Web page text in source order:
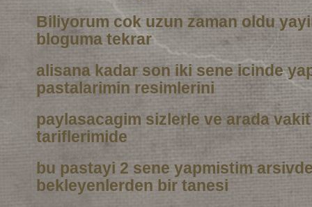
Biliyorum cok uzun zaman oldu
bloguma tekrar
alisana kadar son iki sene icinde
pastalarimin resimlerini
paylasacagim sizlerle ve arada
tariflerimide
bu pastayi 2 sene yapmistim
bekleyenlerden bir tanesi